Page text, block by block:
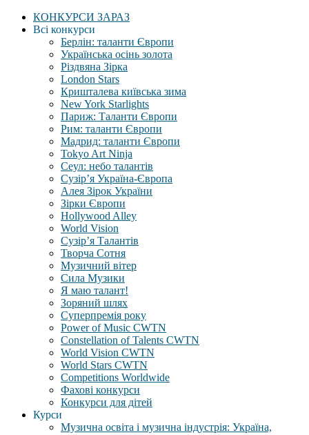
КОНКУРСИ ЗАРАЗ
Всі конкурси
Берлін: таланти Європи
Українська осінь золота
Різдвяна Зірка
London Stars
Кришталева київська зима
New York Starlights
Париж: Таланти Європи
Рим: таланти Європи
Мадрид: таланти Європи
Tokyo Art Ninja
Сеул: небо талантів
Сузір’я Україна-Європа
Алея Зірок України
Зірки Європи
Hollywood Alley
World Vision
Сузір’я Талантів
Творча Сотня
Музичний вітер
Сила Музики
Я маю талант!
Зоряний шлях
Суперпремія року
Power of Music CWTN
Constellation of Talents CWTN
World Vision CWTN
World Stars CWTN
Competitions Worldwide
Фахові конкурси
Конкурси для дітей
Курси
Музична освіта і музична індустрія: Україна,